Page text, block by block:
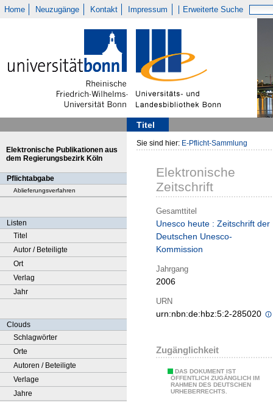
Home Neuzugänge Kontakt Impressum Erweiterte Suche
Titel
Elektronische Publikationen aus
dem Regierungsbezirk Köln
Pflichtabgabe
Ablieferungsverfahren
Listen
Titel
Autor / Beteiligte
Ort
Verlag
Jahr
Clouds
Schlagwörter
Orte
Autoren / Beteiligte
Verlage
Jahre
Sie sind hier: E-Pflicht-Sammlung
Elektronische
Zeitschrift
Gesamttitel
Unesco heute : Zeitschrift der
Deutschen Unesco-
Kommission
Jahrgang
2006
URN
urn:nbn:de:hbz:5:2-285020
Zugänglichkeit
DAS DOKUMENT IST
ÖFFENTLICH ZUGÄNGLICH IM
RAHMEN DES DEUTSCHEN
URHEBERRECHTS.